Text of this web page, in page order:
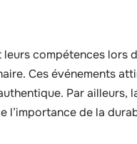
compétences lors
Ces événements
Par ailleurs,
l’importance de la